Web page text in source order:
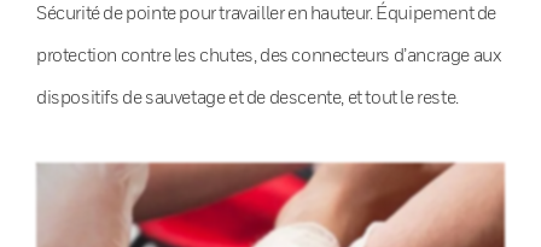
Sécurité de pointe pour travailler en hauteur. Équipement de
protection contre les chutes, des connecteurs d’ancrage aux
dispositifs de sauvetage et de descente, et tout le reste.